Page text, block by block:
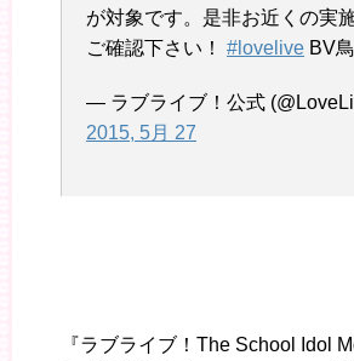
が対象です。是非お近くの実
ご確認下さい！ #lovelive BV鳥
— ラブライブ！公式
2015, 5月 27
『ラブライブ！The School Idol